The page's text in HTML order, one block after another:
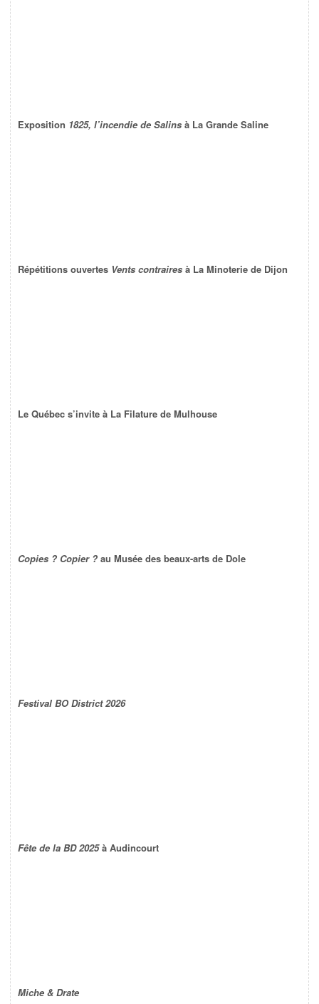
Exposition 1825, l’incendie de Salins à La Grande Saline
Répétitions ouvertes Vents contraires à La Minoterie de Dijon
Le Québec s’invite à La Filature de Mulhouse
Copies ? Copier ? au Musée des beaux-arts de Dole
Festival BO District 2026
Fête de la BD 2025à Audincourt
Miche & Drate